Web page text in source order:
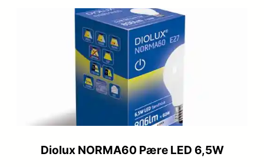
Diolux NORMA60 Pære LED 6,5W